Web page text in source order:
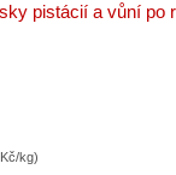
pistácií a vůní po
kg)